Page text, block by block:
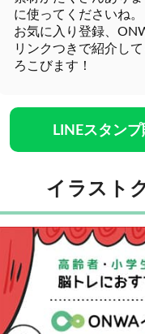
に使ってくださいね。
お気に入り登録、
リンクつきで紹介し
ろこびます！
LINEスタン
イラスト